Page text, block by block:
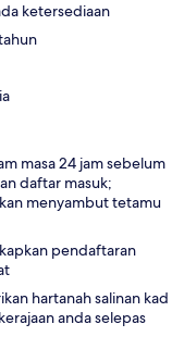
ketersediaan
masa 24 jam sebelum
daftar masuk;
menyambut tetamu
pendaftaran
hartanah salinan kad
anda selepas